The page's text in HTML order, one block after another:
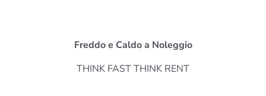
Freddo e Caldo a Noleggio
THINK FAST THINK RENT